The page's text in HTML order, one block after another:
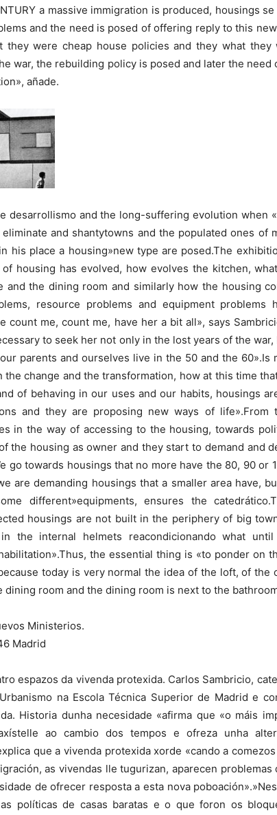
a massive immigration is produced, housings
and the need is posed of offering reply to this
were cheap house policies and they what they
war, the rebuilding policy is posed and later the need
añade.
desarrollismo and the long-suffering evolution when
and shantytowns and the populated ones of
his place a housing»new type are posed.The
housing has evolved, how evolves the kitchen,
and the dining room and similarly how the housing
resource problems and equipment problems
count me, count me, have her a bit all», says
to seek her not only in the lost years of the war,
parents and ourselves live in the 50 and the 60».Is
the change and the transformation, how at this time
of behaving in our uses and our habits, housings
and they are proposing new ways of life».From
in the way of accessing to the housing, towards
the housing as owner and they start to demand and
go towards housings that no more have the 80, 90 or
are demanding housings that a smaller area have,
different»equipments, ensures the
housings are not built in the periphery of big
the internal helmets reacondicionando what
the essential thing is «to ponder on
today is very normal the idea of the loft, of the
room and the dining room is next to the
Ministerios.
Madrid
espazos da vivenda protexida. Carlos Sambricio,
na Escola Técnica Superior de Madrid e
Historia dunha necesidade «afirma que «o máis
ao cambio dos tempos e ofreza unha
que a vivenda protexida xorde «cando a
as vivendas lle tugurizan, aparecen problemas
de ofrecer resposta a esta nova
políticas de casas baratas e o que foron os